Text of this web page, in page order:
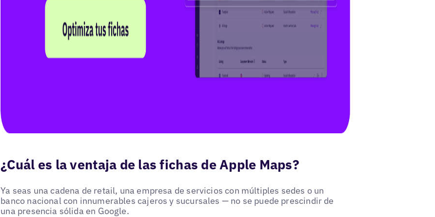
¿Cuál es la ventaja de las fichas de Apple Maps?
Ya seas una cadena de retail, una empresa de servicios con múltiples sedes o un
banco nacional con innumerables cajeros y sucursales — no se puede prescindir de
una presencia sólida en Google.